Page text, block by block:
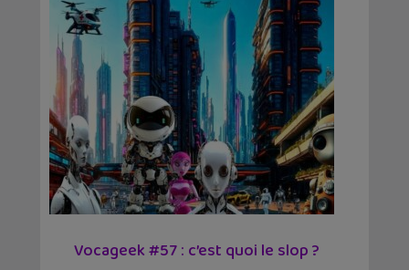
Vocageek #57 : c’est quoi le slop ?